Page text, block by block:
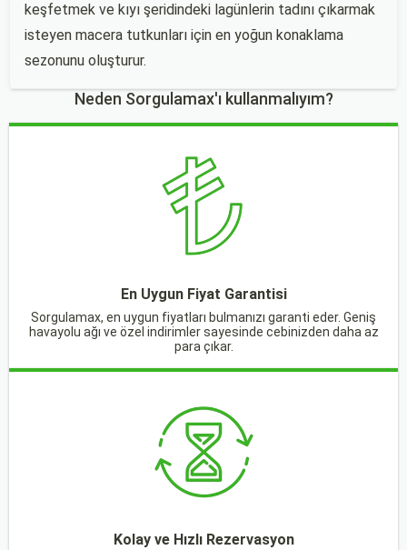
keşfetmek ve kıyı şeridindeki lagünlerin tadını çıkarmak
isteyen macera tutkunları için en yoğun konaklama
sezonunu oluşturur.
Neden Sorgulamax'ı kullanmalıyım?
En Uygun Fiyat Garantisi
Sorgulamax, en uygun fiyatları bulmanızı garanti eder. Geniş
havayolu ağı ve özel indirimler sayesinde cebinizden daha az
para çıkar.
Kolay ve Hızlı Rezervasyon